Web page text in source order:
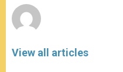
View all articles